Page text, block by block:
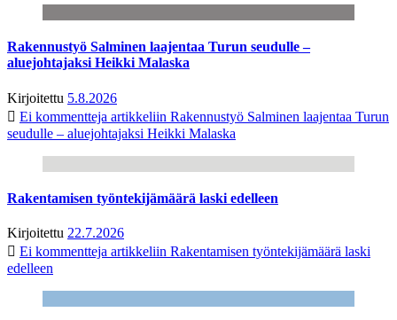
Rakennustyö Salminen laajentaa Turun seudulle –
aluejohtajaksi Heikki Malaska
Kirjoitettu 5.8.2026
Ei kommentteja artikkeliin Rakennustyö Salminen laajentaa Turun
seudulle – aluejohtajaksi Heikki Malaska
Rakentamisen työntekijämäärä laski edelleen
Kirjoitettu 22.7.2026
Ei kommentteja artikkeliin Rakentamisen työntekijämäärä laski
edelleen